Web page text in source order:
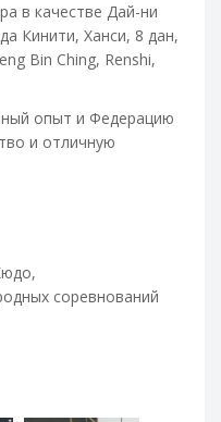
в качестве Дай-ни
Кинити, Ханси, 8 дан,
Bin Ching, Renshi,
опыт и Федерацию
и отличную
соревнований